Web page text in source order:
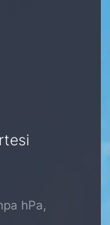
hPa,